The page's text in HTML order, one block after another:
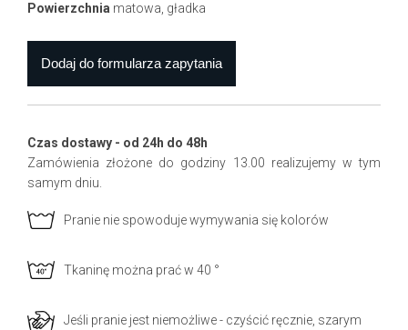
Powierzchnia matowa, gładka
Czas dostawy - od 24h do 48h
Zamówienia złożone do godziny 13.00 realizujemy w tym
samym dniu.
Pranie nie spowoduje wymywania się kolorów
Tkaninę można prać w 40 °
Jeśli pranie jest niemożliwe - czyścić ręcznie, szarym